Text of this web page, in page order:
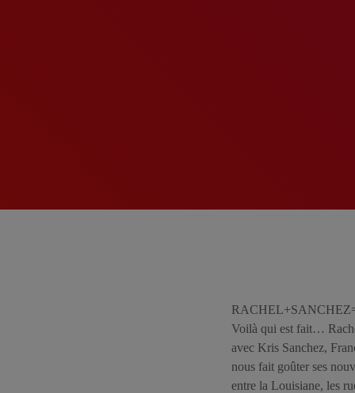
Voilà qui est fait…
avec Kris Sanchez,
nous fait goûter ses
entre la Louisiane, les